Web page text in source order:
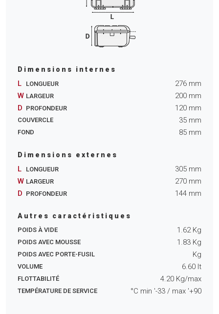
Dimensions internes
L LONGUEUR 276 mm
W LARGEUR 200 mm
D PROFONDEUR 120 mm
COUVERCLE 35 mm
FOND 85 mm
Dimensions externes
L LONGUEUR 305 mm
W LARGEUR 270 mm
D PROFONDEUR 144 mm
Autres caractéristiques
POIDS À VIDE 1.62Kg
POIDS AVEC MOUSSE 1.83 Kg
POIDS AVEC PORTE-FUSIL Kg
VOLUME 6.60 lt
FLOTTABILITÉ 4.20 Kg/max
TEMPÉRATURE DE SERVICE °C min '-33 / max '+90